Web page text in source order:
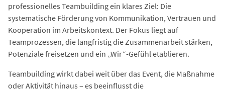
professionelles Teambuilding ein klares Ziel: Die
systematische Förderung von Kommunikation, Vertrauen und
Kooperation im Arbeitskontext. Der Fokus liegt auf
Teamprozessen, die langfristig die Zusammenarbeit stärken,
Potenziale freisetzen und ein „Wir“-Gefühl etablieren.
Teambuilding wirkt dabei weit über das Event, die Maßnahme
oder Aktivität hinaus – es beeinflusst die